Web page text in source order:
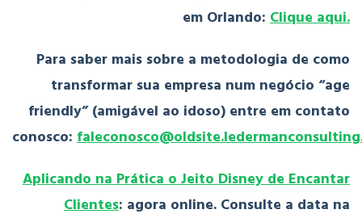
em Orlando: Clique aqui.
Para saber mais sobre a metodologia de como
transformar sua empresa num negócio “age
friendly” (amigável ao idoso) entre em contato
conosco:
Aplicando na Prática o Jeito Disney de Encantar
Clientes: agora online. Consulte a data na